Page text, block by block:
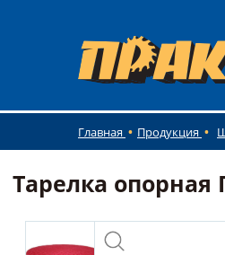
Главная Продукция
Тарелка